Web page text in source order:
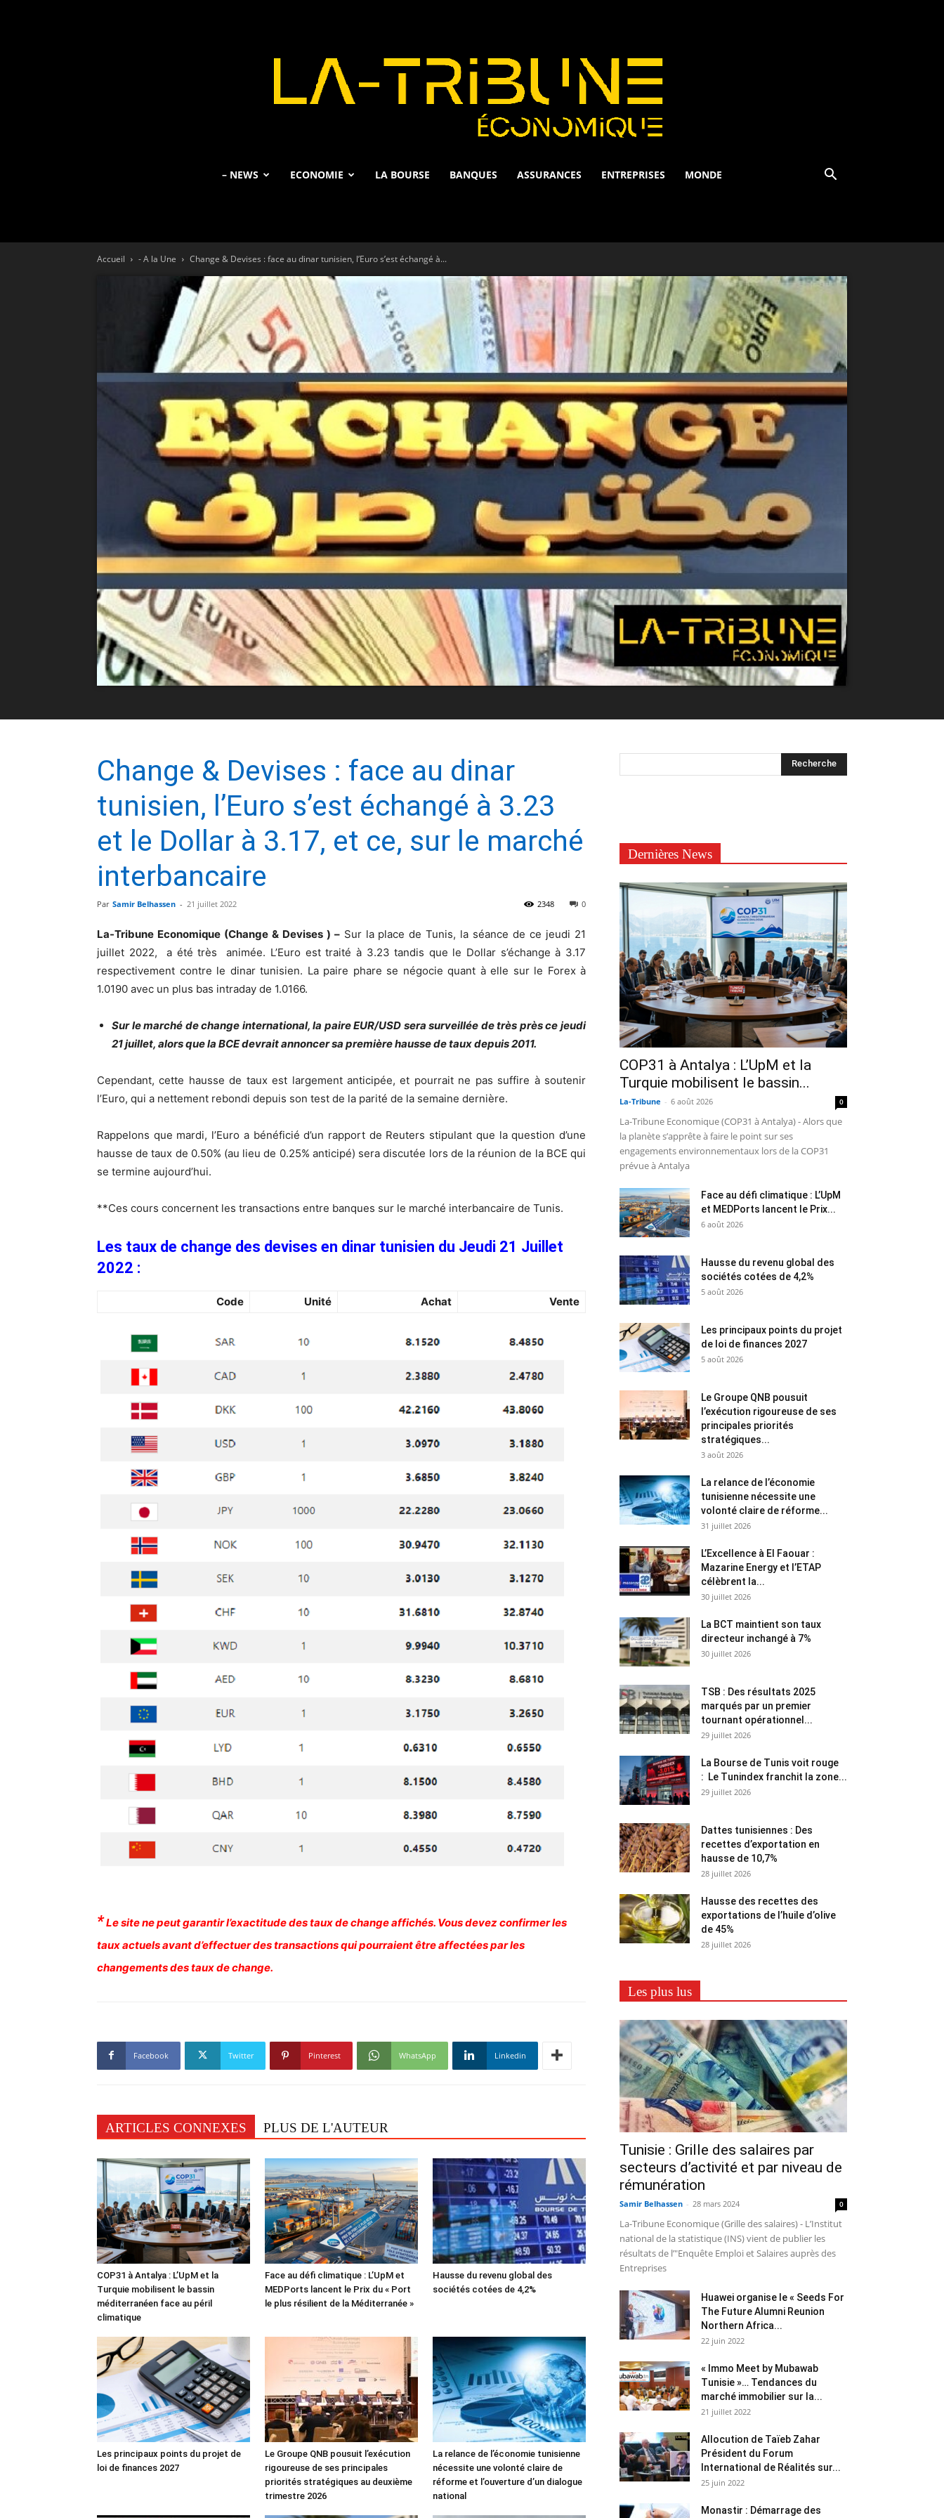
Tribune
Economique
– NEWS ECONOMIE LA BOURSE BANQUES ASSURANCES ENTREPRISES MONDE
Accueil - A la Une Change & Devises : face au dinar tunisien, l’Euro s’est échangé à...
Change & Devises : face au dinar
tunisien, l’Euro s’est échangé à 3.23
et le Dollar à 3.17, et ce, sur le marché
interbancaire
Par Samir Belhassen - 21 juillet 2022 0
2348
La-Tribune Economique (Change & Devises ) –Sur la place de Tunis, la séance de ce jeudi 21
juillet 2022, a été très animée. L’Euro est traité à 3.23 tandis que le Dollar s’échange à 3.17
respectivement contre le dinar tunisien. La paire phare se négocie quant à elle sur le Forex à
1.0190 avec un plus bas intraday de 1.0166.
Sur le marché de change international, la paire EUR/USD sera surveillée de très près ce jeudi
21 juillet, alors que la BCE devrait annoncer sa première hausse de taux depuis 2011.
Cependant, cette hausse de taux est largement anticipée, et pourrait ne pas suffire à soutenir
l’Euro, qui a nettement rebondi depuis son test de la parité de la semaine dernière.
Rappelons que mardi, l’Euro a bénéficié d’un rapport de Reuters stipulant que la question d’une
hausse de taux de 0.50% (au lieu de 0.25% anticipé) sera discutée lors de la réunion de la BCE qui
se termine aujourd’hui.
**Ces cours concernent les transactions entre banques sur le marché interbancaire de Tunis.
Les taux de change des devises en dinar tunisien du Jeudi 21 Juillet
2022 :
Code Unité Achat Vente
*Le site ne peut garantir l’exactitude des taux de change affichés. Vous devez confirmer les
taux actuels avant d’effectuer des transactions qui pourraient être affectées par les
changements des taux de change.
Facebook Twitter Pinterest WhatsApp Linkedin
ARTICLES CONNEXES PLUS DE L'AUTEUR
COP31 à Antalya : L’UpM et la
Turquie mobilisent le bassin
méditerranéen face au péril
climatique
Face au défi climatique : L’UpM et
MEDPorts lancent le Prix du « Port
le plus résilient de la Méditerranée »
Hausse du revenu global des
sociétés cotées de 4,2%
Les principaux points du projet de
loi de finances 2027
Le Groupe QNB pousuit l’exécution
rigoureuse de ses principales
priorités stratégiques au deuxième
trimestre 2026
La relance de l’économie tunisienne
nécessite une volonté claire de
réforme et l’ouverture d’un dialogue
national
Dernières News
COP31 à Antalya : L’UpM et la
Turquie mobilisent le bassin...
La-Tribune - 6 août 2026 0
La-Tribune Economique (COP31 à Antalya) - Alors que
la planète s’apprête à faire le point sur ses
engagements environnementaux lors de la COP31
prévue à Antalya
Face au défi climatique : L’UpM
et MEDPorts lancent le Prix...
6 août 2026
Hausse du revenu global des
sociétés cotées de 4,2%
5 août 2026
Les principaux points du projet
de loi de finances 2027
5 août 2026
Le Groupe QNB pousuit
l’exécution rigoureuse de ses
principales priorités
stratégiques...
3 août 2026
La relance de l’économie
tunisienne nécessite une
volonté claire de réforme...
31 juillet 2026
L’Excellence à El Faouar :
Mazarine Energy et l’ETAP
célèbrent la...
30 juillet 2026
La BCT maintient son taux
directeur inchangé à 7%
30 juillet 2026
TSB : Des résultats 2025
marqués par un premier
tournant opérationnel...
29 juillet 2026
La Bourse de Tunis voit rouge
: Le Tunindex franchit la zone...
29 juillet 2026
Dattes tunisiennes : Des
recettes d’exportation en
hausse de 10,7%
28 juillet 2026
Hausse des recettes des
exportations de l’huile d’olive
de 45%
28 juillet 2026
Les plus lus
Tunisie : Grille des salaires par
secteurs d’activité et par niveau de
rémunération
Samir Belhassen - 28 mars 2024 0
La-Tribune Economique (Grille des salaires) - L’Institut
national de la statistique (INS) vient de publier les
résultats de l’"Enquête Emploi et Salaires auprès des
Entreprises
Huawei organise le « Seeds For
The Future Alumni Reunion
Northern Africa...
22 juin 2022
« Immo Meet by Mubawab
Tunisie »… Tendances du
marché immobilier sur la...
21 juillet 2022
Allocution de Taïeb Zahar
Président du Forum
International de Réalités sur...
25 juin 2022
Monastir : Démarrage des